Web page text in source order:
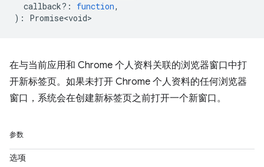
callback? : function,
) : Promise<void>
在与当前应用和 Chrome 个人资料关联的浏览器窗口中打
开新标签页。如果未打开 Chrome 个人资料的任何浏览器
窗口，系统会在创建新标签页之前打开一个新窗口。
参数
选项